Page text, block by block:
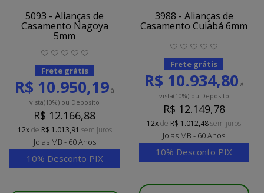
5093 - Alianças de
Casamento Nagoya
5mm
Frete grátis
R$ 10.950,19 à
vista(10%) ou Deposito
R$ 12.166,88
12xde R$ 1.013,91 sem juros
Joias MB - 60 Anos
10% Desconto PIX
3988 - Alianças de
Casamento Cuiabá 6mm
Frete grátis
R$ 10.934,80 à
vista(10%)ou Deposito
R$ 12.149,78
12xde R$ 1.012,48sem juros
Joias MB - 60 Anos
10% Desconto PIX